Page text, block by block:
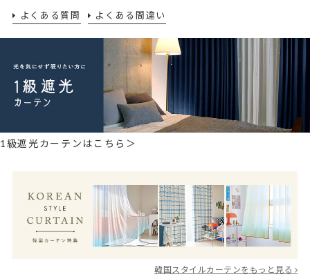
よくある質問 よくある間違い
1級遮光カーテンはこちら＞
韓国スタイルカーテンをもっと見る